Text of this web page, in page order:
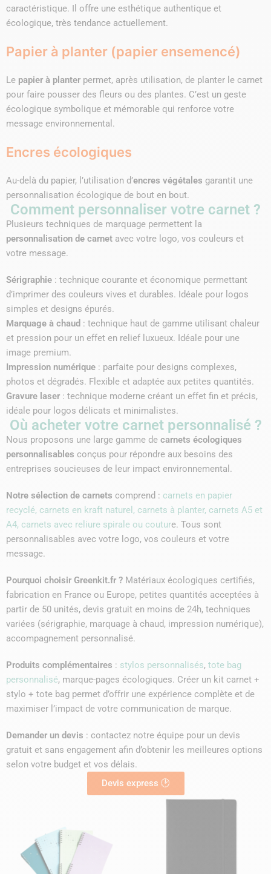
caractéristique. Il offre une esthétique authentique et
écologique, très tendance actuellement.
Papier à planter (papier ensemencé)
Le papier à planter permet, après utilisation, de planter le carnet
pour faire pousser des fleurs ou des plantes. C’est un geste
écologique symbolique et mémorable qui renforce votre
message environnemental.
Encres écologiques
Au-delà du papier, l’utilisation d’encres végétales garantit une
personnalisation écologique de bout en bout.
Comment personnaliser votre carnet ?
Plusieurs techniques de marquage permettent la
personnalisation de carnet avec votre logo, vos couleurs et
votre message.
Sérigraphie : technique courante et économique permettant
d’imprimer des couleurs vives et durables. Idéale pour logos
simples et designs épurés.
Marquage à chaud : technique haut de gamme utilisant chaleur
et pression pour un effet en relief luxueux. Idéale pour une
image premium.
Impression numérique : parfaite pour designs complexes,
photos et dégradés. Flexible et adaptée aux petites quantités.
Gravure laser : technique moderne créant un effet fin et précis,
idéale pour logos délicats et minimalistes.
Où acheter votre carnet personnalisé ?
Nous proposons une large gamme de carnets écologiques
personnalisables conçus pour répondre aux besoins des
entreprises soucieuses de leur impact environnemental.
Notre sélection de carnets comprend : carnets en papier
recyclé, carnets en kraft naturel, carnets à planter, carnets A5 et
A4, carnets avec reliure spirale ou couture. Tous sont
personnalisables avec votre logo, vos couleurs et votre
message.
Pourquoi choisir Greenkit.fr ? Matériaux écologiques certifiés,
fabrication en France ou Europe, petites quantités acceptées à
partir de 50 unités, devis gratuit en moins de 24h, techniques
variées (sérigraphie, marquage à chaud, impression numérique),
accompagnement personnalisé.
Produits complémentaires : stylos personnalisés, tote bag
personnalisé, marque-pages écologiques. Créer un kit carnet +
stylo + tote bag permet d’offrir une expérience complète et de
maximiser l’impact de votre communication de marque.
Demander un devis : contactez notre équipe pour un devis
gratuit et sans engagement afin d’obtenir les meilleures options
selon votre budget et vos délais.
Devis express 🕑